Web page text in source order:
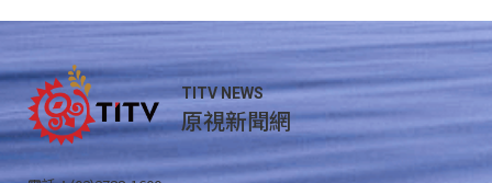
TITV NEWS
原視新聞網